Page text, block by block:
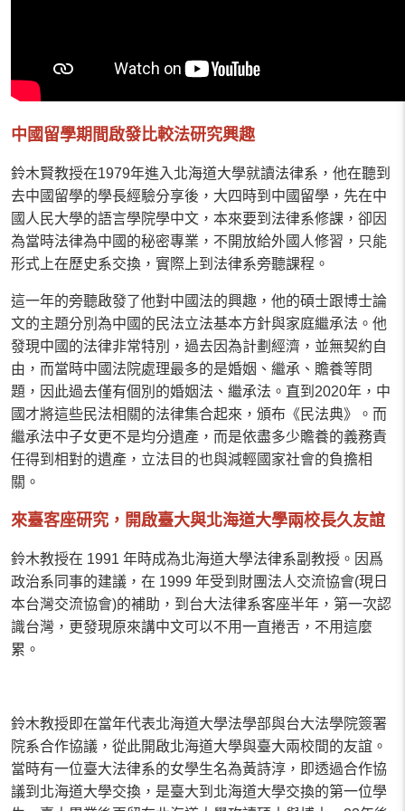
中國留學期間啟發比較法研究興趣
鈴木賢教授在1979年進入北海道大學就讀法律系，他在聽到
去中國留學的學長經驗分享後，大四時到中國留學，先在中
國人民大學的語言學院學中文，本來要到法律系修課，卻因
為當時法律為中國的秘密專業，不開放給外國人修習，只能
形式上在歷史系交換，實際上到法律系旁聽課程。
這一年的旁聽啟發了他對中國法的興趣，他的碩士跟博士論
文的主題分別為中國的民法立法基本方針與家庭繼承法。他
發現中國的法律非常特別，過去因為計劃經濟，並無契約自
由，而當時中國法院處理最多的是婚姻、繼承、贍養等問
題，因此過去僅有個別的婚姻法、繼承法。直到2020年，中
國才將這些民法相關的法律集合起來，頒布《民法典》。而
繼承法中子女更不是均分遺產，而是依盡多少贍養的義務責
任得到相對的遺產，立法目的也與減輕國家社會的負擔相
關。
來臺客座研究，開啟臺大與北海道大學兩校長久友誼
鈴木教授在 1991 年時成為北海道大學法律系副教授。因爲
政治系同事的建議，在 1999 年受到財團法人交流協會(現日
本台灣交流協會)的補助，到台大法律系客座半年，第一次認
識台灣，更發現原來講中文可以不用一直捲舌，不用這麼
累。
鈴木教授即在當年代表北海道大學法學部與台大法學院簽署
院系合作協議，從此開啟北海道大學與臺大兩校間的友誼。
當時有一位臺大法律系的女學生名為黃詩淳，即透過合作協
議到北海道大學交換，是臺大到北海道大學交換的第一位學